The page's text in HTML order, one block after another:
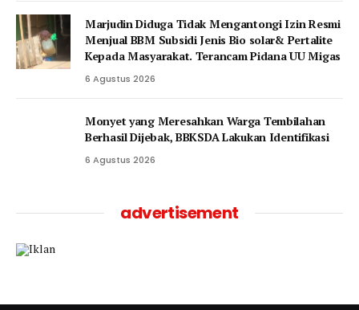
Marjudin Diduga Tidak Mengantongi Izin Resmi
Menjual BBM Subsidi Jenis Bio solar& Pertalite
Kepada Masyarakat. Terancam Pidana UU Migas
6 Agustus 2026
Monyet yang Meresahkan Warga Tembilahan
Berhasil Dijebak, BBKSDA Lakukan Identifikasi
6 Agustus 2026
advertisement